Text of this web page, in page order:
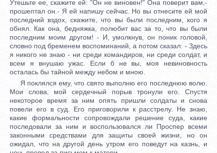
Утешьте ее, скажите ей: "Он не виновен!" Она поверит вам,-
прошептал он.- Я ей напишу сейчас. Но вы отнесите ей мой
последний вздох, скажите, что вы были последним, кого я
обнял. Как она, бедняжка, полюбит вас за то, что вы были
последним моим другом! - И, умолкнув, он поник головой,
словно под бременем воспоминаний, а потом сказал: - Здесь
я никого не знаю - ни среди командиров, ни среди солдат, и
всем я внушаю ужас. Если б не вы, моя невиновность
осталась бы тайной между небом и мною.
Я поклялся ему, что свято выполню его последнюю волю.
Мои слова, мой сердечный порыв тронули его. Спустя
некоторое время за ним опять пришли солдаты и снова
повели его в суд. Его приговорили к расстрелу. Не знаю,
какие формальности сопровождали решение суда, какие
последовали за ним и воспользовался ли Проспер всеми
законными средствами для защиты своей жизни, но он
ожидал, что на другой день утром его поведут на казнь, и